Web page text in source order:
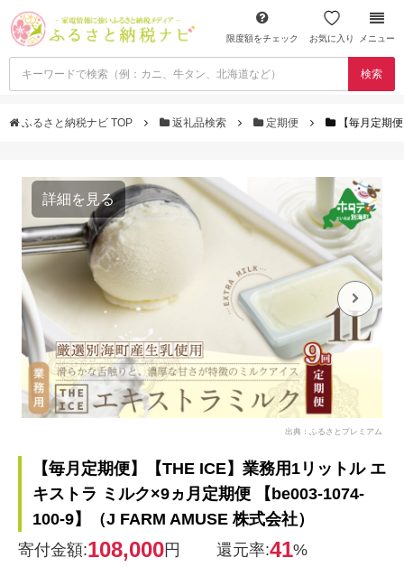
限度額をチェック お気に入り メニュー
検索
ふるさと納税ナビ TOP 返礼品検索 定期便 【毎月定期
詳細を見る
出典：ふるさとプレミアム
【毎月定期便】【THE ICE】業務用1リットル エ
キストラ ミルク×9ヵ月定期便 【be003-1074-
100-9】（J FARM AMUSE 株式会社）
寄付金額:108,000円 還元率:41%